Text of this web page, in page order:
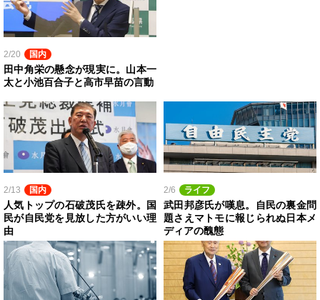
2/20 国内
田中角栄の懸念が現実に。山本一
太と小池百合子と高市早苗の言動
2/13 国内
人気トップの石破茂氏を疎外。国
民が自民党を見放した方がいい理
由
2/6 ライフ
武田邦彦氏が嘆息。自民の裏金問
題さえマトモに報じられぬ日本メ
ディアの醜態